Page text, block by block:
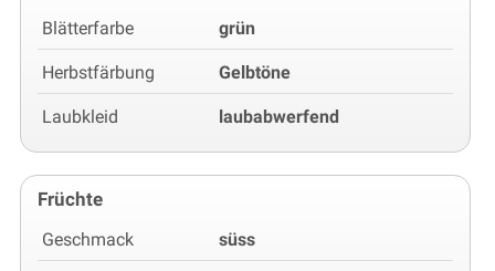
Blätterfarbe grün
Herbstfärbung Gelbtöne
Laubkleid laubabwerfend
Früchte
Geschmack süss